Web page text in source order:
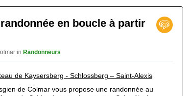
en boucle à partir
in Randonneurs
de Kaysersberg - Schlossberg – Saint-Alexis
de Colmar vous propose une randonnée au